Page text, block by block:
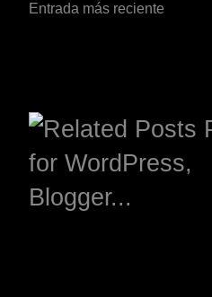
Entrada más reciente